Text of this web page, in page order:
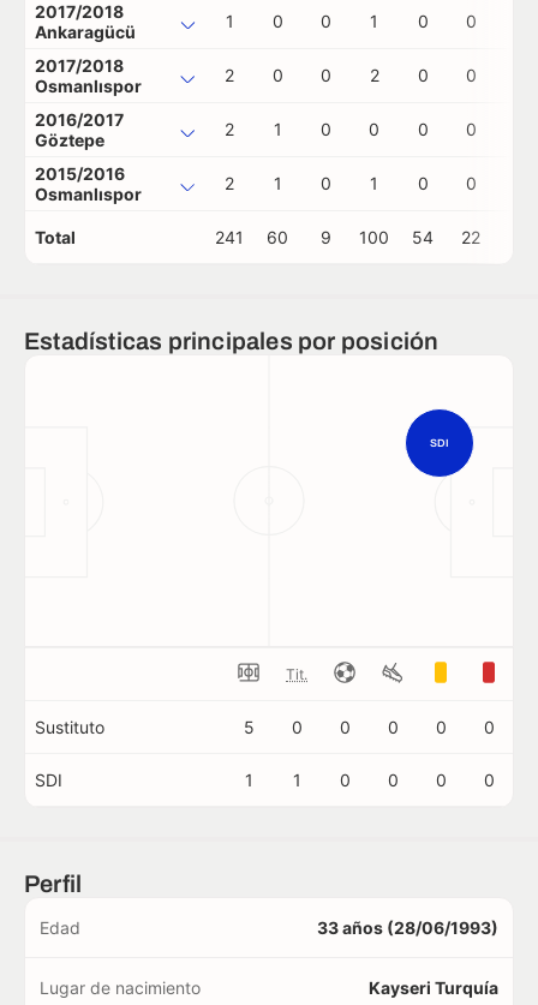
2017/2018
Ankaragücü
1 0 0 1 0 0
2017/2018
Osmanlıspor
2 0 0 2 0 0
2016/2017
Göztepe
2 1 0 0 0 0
2015/2016
Osmanlıspor
2 1 0 1 0 0
Total 241 60 9 100 54 22
Estadísticas principales por posición
SDI
Tit.
Sustituto 5 0 0 0 0 0
SDI 1 1 0 0 0 0
Perfil
Edad 33 años (28/06/1993)
Lugar de nacimiento Kayseri Turquía